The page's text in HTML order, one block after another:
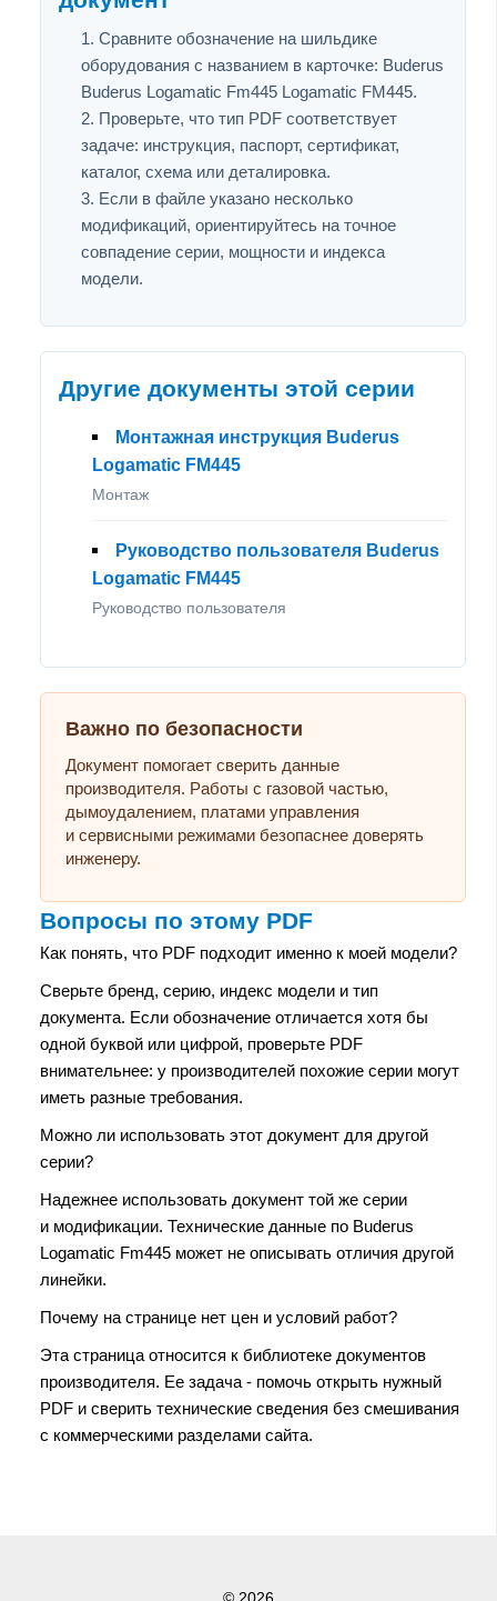
Сравните обозначение на шильдике
оборудования с названием в карточке: Buderus
Buderus Logamatic Fm445 Logamatic FM445.
Проверьте, что тип PDF соответствует
задаче: инструкция, паспорт, сертификат,
каталог, схема или деталировка.
Если в файле указано несколько
модификаций, ориентируйтесь на точное
совпадение серии, мощности и индекса
модели.
Другие документы этой серии
Монтажная инструкция Buderus
Logamatic FM445
Монтаж
Руководство пользователя Buderus
Logamatic FM445
Руководство пользователя
Важно по безопасности
Документ помогает сверить данные
производителя. Работы с газовой частью,
дымоудалением, платами управления
и сервисными режимами безопаснее доверять
инженеру.
Вопросы по этому PDF
Как понять, что PDF подходит именно к моей модели?
Сверьте бренд, серию, индекс модели и тип
документа. Если обозначение отличается хотя бы
одной буквой или цифрой, проверьте PDF
внимательнее: у производителей похожие серии могут
иметь разные требования.
Можно ли использовать этот документ для другой
серии?
Надежнее использовать документ той же серии
и модификации. Технические данные по Buderus
Logamatic Fm445 может не описывать отличия другой
линейки.
Почему на странице нет цен и условий работ?
Эта страница относится к библиотеке документов
производителя. Ее задача - помочь открыть нужный
PDF и сверить технические сведения без смешивания
с коммерческими разделами сайта.
© 2026